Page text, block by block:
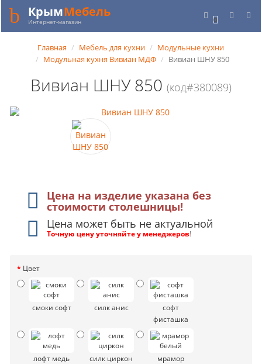
0
КрымМебель
Интернет-магазин
Главная Мебель для кухни
Модульные кухни
Модульная кухня Вивиан МДФ
Вивиан ШНУ 850
Вивиан ШНУ 850 (код#380089)
Цена на изделие указана без
стоимости столешницы!
Цена может быть не актуальной
Точную цену уточняйте у менеджеров!
Цвет
смоки софт силк анис
софт
фисташка
лофт медь силк циркон
мрамор